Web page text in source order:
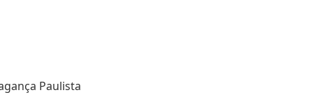
Paulista